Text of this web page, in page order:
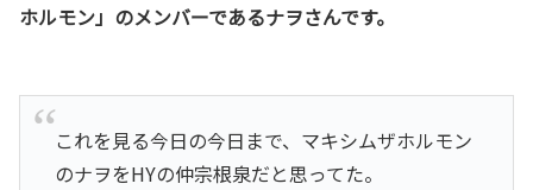
ホルモン」のメンバーであるナヲさんです。
これを見る今日の今日まで、マキシムザホルモン
のナヲをHYの仲宗根泉だと思ってた。